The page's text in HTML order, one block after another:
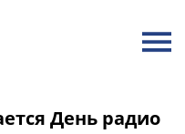
День радио